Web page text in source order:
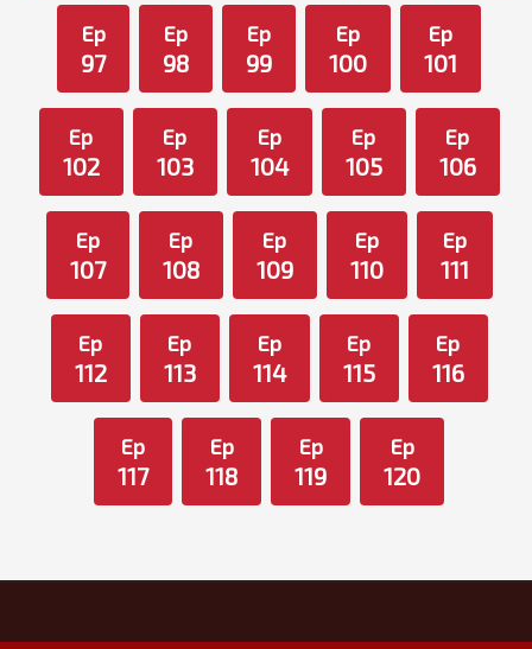
Ep
97
Ep
98
Ep
99
Ep
100
Ep
101
Ep
102
Ep
103
Ep
104
Ep
105
Ep
106
Ep
107
Ep
108
Ep
109
Ep
110
Ep
111
Ep
112
Ep
113
Ep
114
Ep
115
Ep
116
Ep
117
Ep
118
Ep
119
Ep
120